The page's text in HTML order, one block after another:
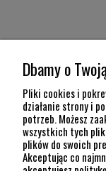
KONTAKT
Dbamy o
Pliki cookies i
działanie strony i
potrzeb. Możesz
wszystkich tych
plików do swoich
Akceptując co